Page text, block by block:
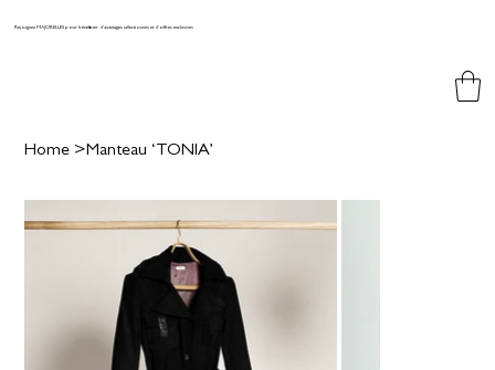
Rejoignez MAJORELLES pour bénéficier d'avantages sélectionnés et d'offres exclusives
Home >Manteau ‘TONIA’